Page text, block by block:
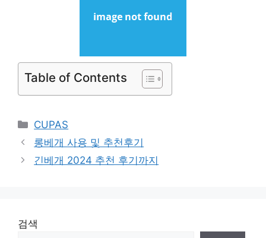
Table of Contents
Categories
CUPAS
롱베개 사용 및 추천후기
긴베개 2024 추천 후기까지
검색